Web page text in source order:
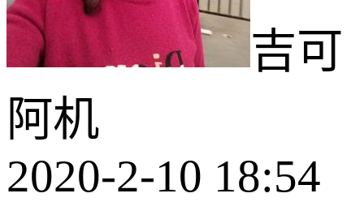
吉可
阿机
2020-2-10 18:54